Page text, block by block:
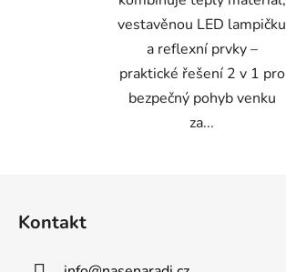
vestavěnou LED lampičku
a reflexní prvky –
praktické řešení 2 v 1 pro
bezpečný pohyb venku
za...
Kontakt